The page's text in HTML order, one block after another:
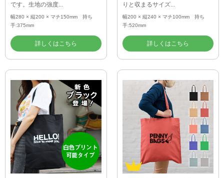
です。生地の強度...
幅280 × 縦200 × マチ150mm 持ち
手:375mm
詳しくはこちら
りと収まるサイズ...
幅200 × 縦240 × マチ100mm 持ち
手:520mm
詳しくはこちら